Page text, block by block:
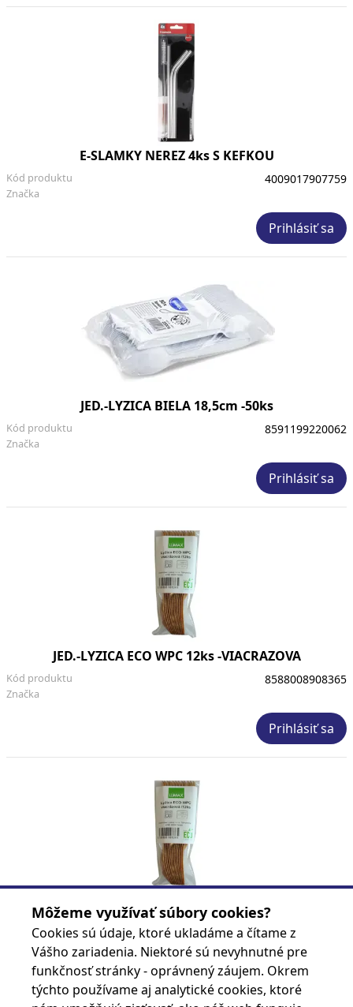
E-SLAMKY NEREZ 4ks S KEFKOU
Značka
Kód produktu 4009017907759
Prihlásiť sa
JED.-LYZICA BIELA 18,5cm -50ks
Značka
Kód produktu 8591199220062
Prihlásiť sa
JED.-LYZICA ECO WPC 12ks -VIACRAZOVA
Značka
Kód produktu 8588008908365
Prihlásiť sa
JED.-LYZICKA ECO WPC 25ks -KAVA VIAC
Kód produktu 8588008908402
Prihlásiť sa
Môžeme využívať súbory cookies?
Cookies sú údaje, ktoré ukladáme a čítame z
Vášho zariadenia. Niektoré sú nevyhnutné pre
funkčnosť stránky - oprávnený záujem. Okrem
týchto používame aj analytické cookies, ktoré